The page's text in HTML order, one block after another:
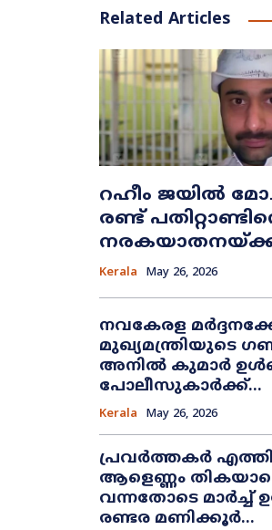
Related Articles
റഹീം ജയിൽ
രണ്ട്
Kerala May 26, 2026
നവകേരള
മുഖ്യമന്ത്രിയുടെ
അനിൽ കുമാർ
പോലീസുകാർക്ക്...
Kerala May 26, 2026
പ്രവർത്തകർ
ആളെണ്ണം
വന്നതോടെ മാർച്ച്
രണ്ടര മണിക്കൂർ...